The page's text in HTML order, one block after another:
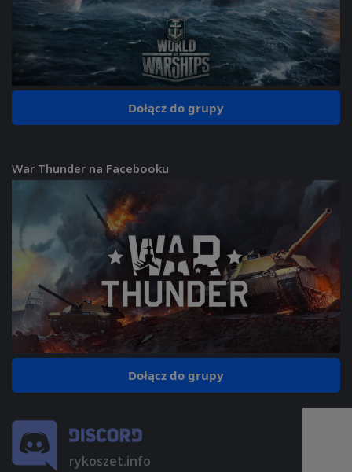
Dołącz do grupy
War Thunder na Facebooku
Dołącz do grupy
rykoszet.info